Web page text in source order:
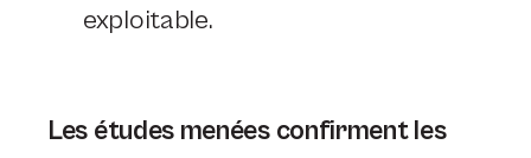
exploitable.
Les études menées confirment les